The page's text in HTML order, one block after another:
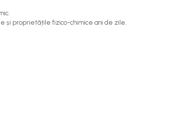
și proprietățile fizico-chimice ani de zile.